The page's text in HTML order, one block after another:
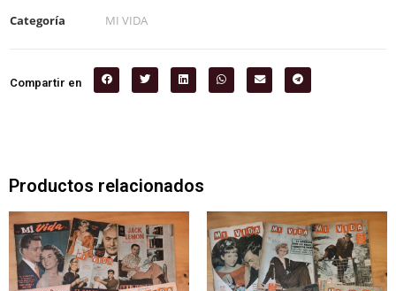
Categoría MI VIDA
Compartir en
Productos relacionados